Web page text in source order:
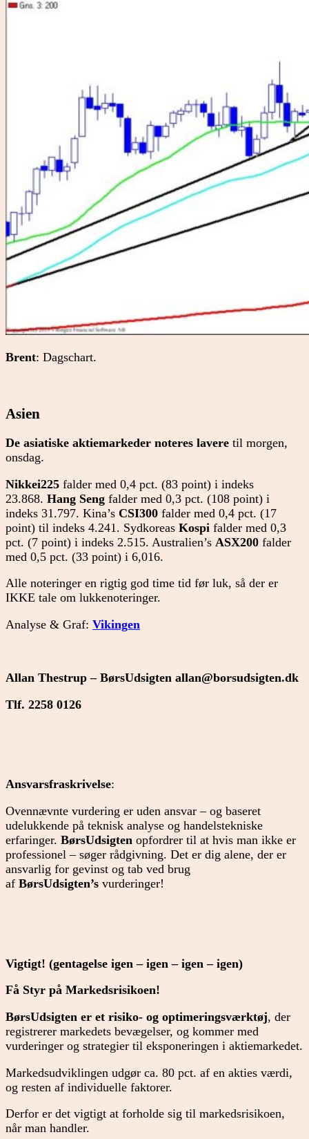
Brent: Dagschart.
Asien
De asiatiske aktiemarkeder noteres lavere til morgen,
onsdag.
Nikkei225 falder med 0,4 pct. (83 point) i indeks
23.868. Hang Seng falder med 0,3 pct. (108 point) i
indeks 31.797. Kina’s CSI300 falder med 0,4 pct. (17
point) til indeks 4.241. Sydkoreas Kospi falder med 0,3
pct. (7 point) i indeks 2.515. Australien’s ASX200 falder
med 0,5 pct. (33 point) i 6,016.
Alle noteringer en rigtig god time tid før luk, så der er
IKKE tale om lukkenoteringer.
Analyse & Graf: Vikingen
Allan Thestrup – BørsUdsigten allan@borsudsigten.dk
Tlf. 2258 0126
Ansvarsfraskrivelse:
Ovennævnte vurdering er uden ansvar – og baseret
udelukkende på teknisk analyse og handelstekniske
erfaringer. BørsUdsigten opfordrer til at hvis man ikke er
professionel – søger rådgivning. Det er dig alene, der er
ansvarlig for gevinst og tab ved brug
af BørsUdsigten’s vurderinger!
Vigtigt! (gentagelse igen – igen – igen – igen)
Få Styr på Markedsrisikoen!
BørsUdsigten er et risiko- og optimeringsværktøj, der
registrerer markedets bevægelser, og kommer med
vurderinger og strategier til eksponeringen i aktiemarkedet.
Markedsudviklingen udgør ca. 80 pct. af en akties værdi,
og resten af individuelle faktorer.
Derfor er det vigtigt at forholde sig til markedsrisikoen,
når man handler.